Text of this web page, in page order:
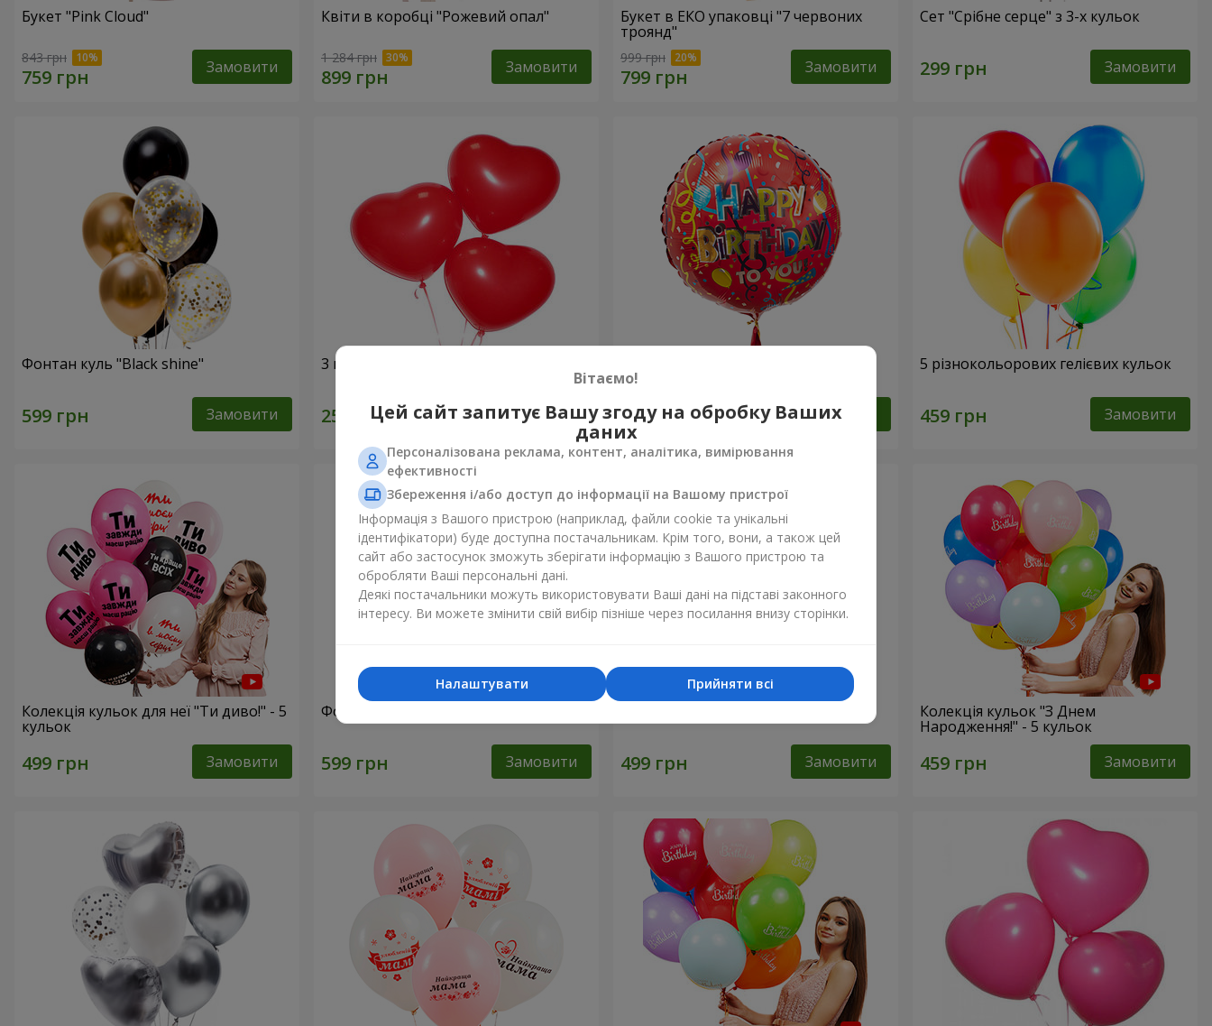
Букет "Pink Cloud"
843 грн Замовити
Квіти в коробці "Рожевий опал"
1 284 грн Замовити
Букет в ЕКО упаковці "7 червоних
троянд"
999 грн Замовити
Сет "Срібне серце" з 3-х кульок
Замовити
Фонтан куль "Black shine"
Замовити
3 гелієві кульки (червоні серця)
Замовити Замовити
5 різнокольорових гелієвих кульок
Замовити
Колекція кульок для неї "Ти диво!" - 5
кульок
Замовити
Фонтан куль "Ніжність"
Замовити Замовити
Колекція кульок "З Днем
Народження!" - 5 кульок
Замовити
Вітаємо!
Цей сайт запитує Вашу згоду на обробку Ваших
даних
Персоналізована реклама, контент, аналітика, вимірювання
ефективності
Збереження і/або доступ до інформації на Вашому пристрої
Інформація з Вашого пристрою (наприклад, файли cookie та унікальні
ідентифікатори) буде доступна постачальникам. Крім того, вони, а також цей
сайт або застосунок зможуть зберігати інформацію з Вашого пристрою та
обробляти Ваші персональні дані.
Деякі постачальники можуть використовувати Ваші дані на підставі законного
інтересу. Ви можете змінити свій вибір пізніше через посилання внизу сторінки.
Прийняти всі
Налаштувати